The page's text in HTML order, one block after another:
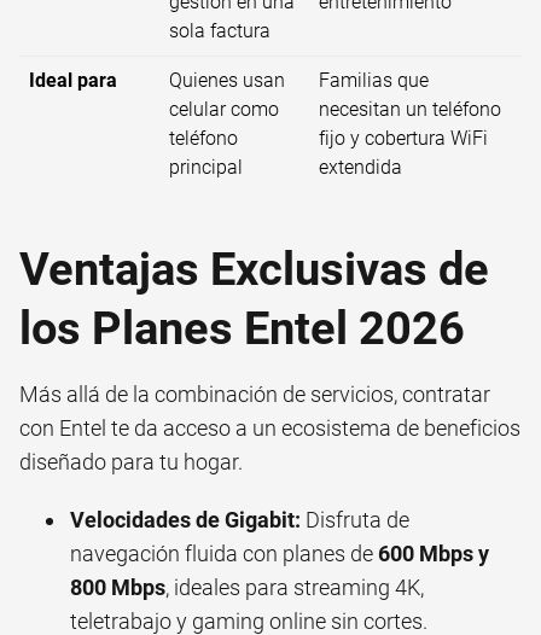
sola factura
Ideal para
Quienes usan
celular como
teléfono
principal
Familias que
necesitan un teléfono
fijo y cobertura WiFi
extendida
Ventajas Exclusivas de
los Planes Entel 2026
Más allá de la combinación de servicios, contratar
con Entel te da acceso a un ecosistema de beneficios
diseñado para tu hogar.
Velocidades de Gigabit: Disfruta de
navegación fluida con planes de600 Mbps y
800 Mbps, ideales para streaming 4K,
teletrabajo y gaming online sin cortes.